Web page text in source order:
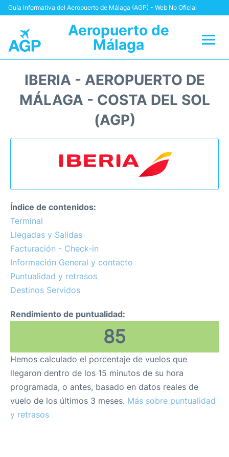
Guía Informativa del Aeropuerto de Málaga (AGP) - Web No Oficial
Aeropuerto de
Málaga
Terminal
+Info +
es en
IBERIA - AEROPUERTO DE
MÁLAGA - COSTA DEL SOL
(AGP)
Índice de contenidos:
Terminal
Llegadas y Salidas
Facturación - Check-in
Información General y contacto
Puntualidad y retrasos
Destinos Servidos
Rendimiento de puntualidad:
85
Hemos calculado el porcentaje de vuelos que
llegaron dentro de los 15 minutos de su hora
programada, o antes, basado en datos reales de
vuelo de los últimos 3 meses. Más sobre puntualidad
y retrasos